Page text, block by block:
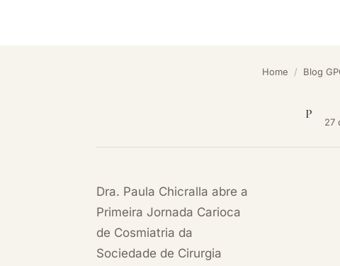
Home / Blog
P
27
Dra. Paula Chicralla abre a
Primeira Jornada Carioca
de Cosmiatria da
Sociedade de Cirurgia